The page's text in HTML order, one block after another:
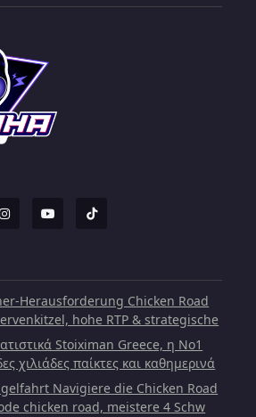
Herausforderung Chicken Road
hohe RTP & strategische
Stoiximan Greece, η Νο1
χιλιάδες παίκτες και καθημερινά
Navigiere die Chicken Road
chicken road, meistere 4 Schw